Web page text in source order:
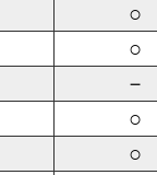
○
○
－
○
○